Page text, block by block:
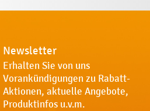
Newsletter
Erhalten Sie von uns
Vorankündigungen zu Rabatt-
Aktionen, aktuelle Angebote,
Produktinfos u.v.m.